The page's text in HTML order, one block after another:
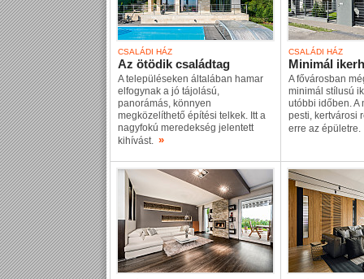
CSALÁDI HÁZ
Az ötödik családtag
A településeken általában hamar
elfogynak a jó tájolású,
panorámás, könnyen
megközelíthető építési telkek. Itt a
nagyfokú meredekség jelentett
kihívást. »
CSALÁDI HÁZ
Minimál
A fővárosban
minimál stílusú
utóbbi időben. A
pesti, kertvárosi
erre az